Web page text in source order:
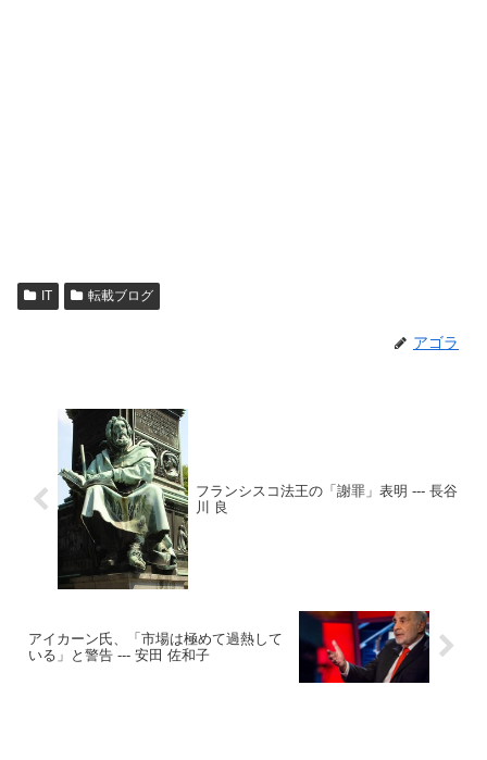
IT 転載ブログ
アゴラ
フランシスコ法王の「謝罪」表明 --- 長谷
川 良
アイカーン氏、「市場は極めて過熱して
いる」と警告 --- 安田 佐和子